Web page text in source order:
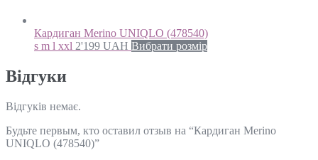
Кардиган Merino UNIQLO (478540)
s m l xxl 2'199 UAH Вибрати розмір
Відгуки
Відгуків немає.
Будьте первым, кто оставил отзыв на “Кардиган Merino
UNIQLO (478540)”